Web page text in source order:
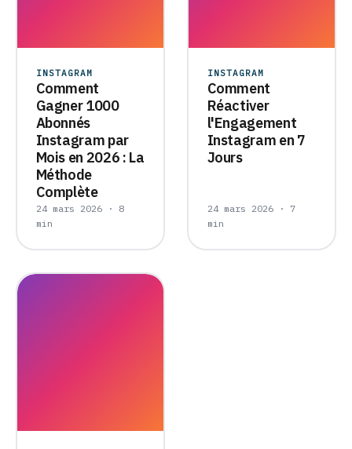
INSTAGRAM
Comment
Gagner 1000
Abonnés
Instagram par
Mois en 2026 : La
Méthode
Complète
24 mars 2026 · 8
min
INSTAGRAM
Comment
Réactiver
l'Engagement
Instagram en 7
Jours
24 mars 2026 · 7
min